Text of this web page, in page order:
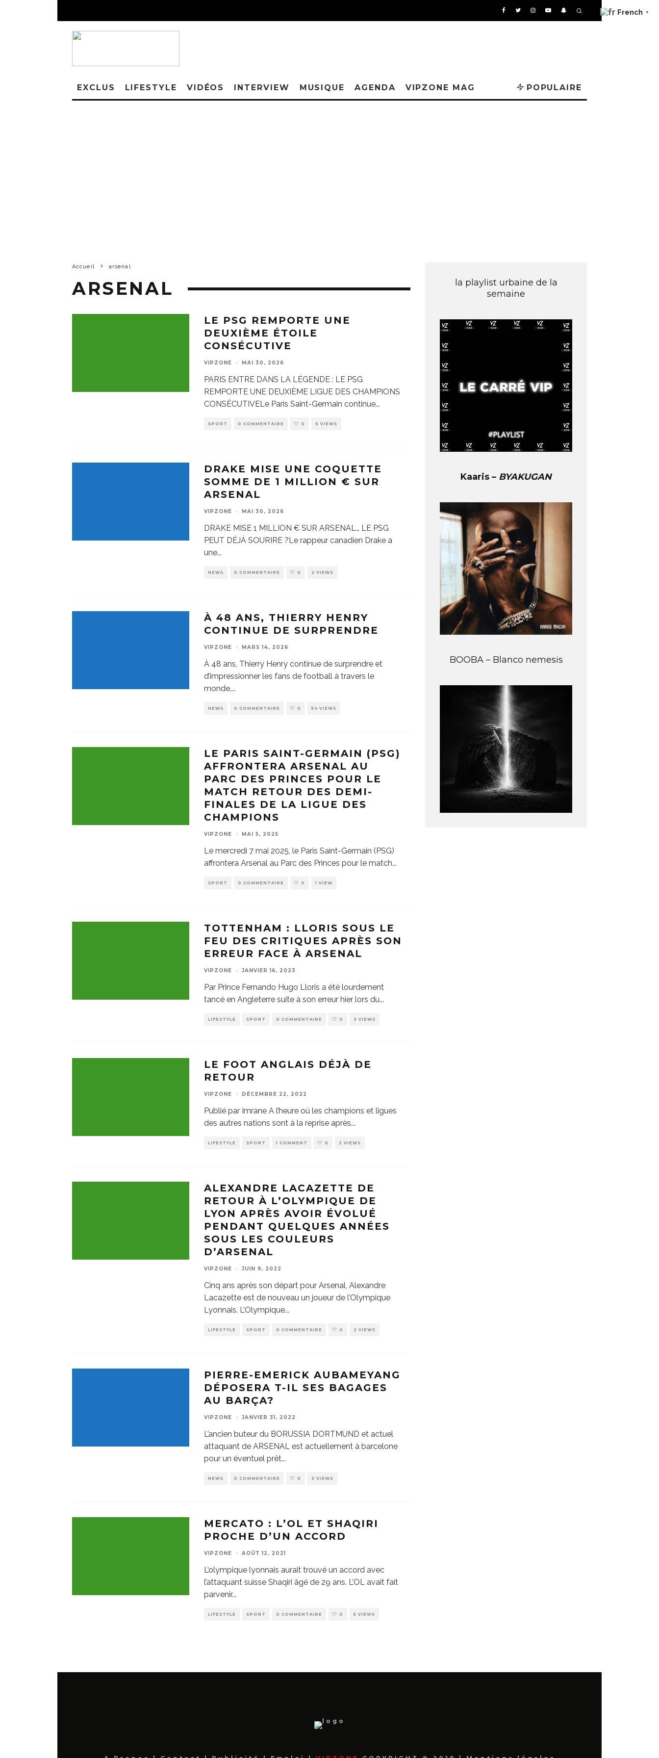
EXCLUS LIFESTYLE VIDÉOS INTERVIEW MUSIQUE AGENDA VIPZONE MAG POPULAIRE
Accueil arsenal
ARSENAL
LE PSG REMPORTE UNE
DEUXIÈME ÉTOILE
CONSÉCUTIVE
VIPZONE · MAI 30, 2026
PARIS ENTRE DANS LA LÉGENDE : LE PSG
REMPORTE UNE DEUXIÈME LIGUE DES CHAMPIONS
CONSÉCUTIVELe Paris Saint-Germain continue...
SPORT 0 COMMENTAIRE 0 6 VIEWS
DRAKE MISE UNE COQUETTE
SOMME DE 1 MILLION € SUR
ARSENAL
VIPZONE · MAI 30, 2026
DRAKE MISE 1 MILLION € SUR ARSENAL… LE PSG
PEUT DÉJÀ SOURIRE ?Le rappeur canadien Drake a
une...
NEWS 0 COMMENTAIRE 0 2 VIEWS
À 48 ANS, THIERRY HENRY
CONTINUE DE SURPRENDRE
VIPZONE · MARS 14, 2026
À 48 ans, Thierry Henry continue de surprendre et
d’impressionner les fans de football à travers le
monde....
NEWS 0 COMMENTAIRE 0 54 VIEWS
LE PARIS SAINT-GERMAIN (PSG)
AFFRONTERA ARSENAL AU
PARC DES PRINCES POUR LE
MATCH RETOUR DES DEMI-
FINALES DE LA LIGUE DES
CHAMPIONS
VIPZONE · MAI 5, 2025
Le mercredi 7 mai 2025, le Paris Saint-Germain (PSG)
affrontera Arsenal au Parc des Princes pour le match...
SPORT 0 COMMENTAIRE 0 1 VIEW
TOTTENHAM : LLORIS SOUS LE
FEU DES CRITIQUES APRÈS SON
ERREUR FACE À ARSENAL
VIPZONE · JANVIER 16, 2023
Par Prince Fernando Hugo Lloris a été lourdement
tancé en Angleterre suite à son erreur hier lors du...
LIFESTYLE SPORT 0 COMMENTAIRE 0 3 VIEWS
LE FOOT ANGLAIS DÉJÀ DE
RETOUR
VIPZONE · DÉCEMBRE 22, 2022
Publié par Imrane A l’heure où les champions et ligues
des autres nations sont à la reprise après...
LIFESTYLE SPORT 1 COMMENT 0 2 VIEWS
ALEXANDRE LACAZETTE DE
RETOUR À L’OLYMPIQUE DE
LYON APRÈS AVOIR ÉVOLUÉ
PENDANT QUELQUES ANNÉES
SOUS LES COULEURS
D’ARSENAL
VIPZONE · JUIN 9, 2022
Cinq ans après son départ pour Arsenal, Alexandre
Lacazette est de nouveau un joueur de l’Olympique
Lyonnais. L’Olympique...
LIFESTYLE SPORT 0 COMMENTAIRE 0 2 VIEWS
PIERRE-EMERICK AUBAMEYANG
DÉPOSERA T-IL SES BAGAGES
AU BARÇA?
VIPZONE · JANVIER 31, 2022
L’ancien buteur du BORUSSIA DORTMUND et actuel
attaquant de ARSENAL est actuellement à barcelone
pour un éventuel prêt...
NEWS 0 COMMENTAIRE 0 3 VIEWS
MERCATO : L’OL ET SHAQIRI
PROCHE D’UN ACCORD
VIPZONE · AOÛT 12, 2021
L’olympique lyonnais aurait trouvé un accord avec
l’attaquant suisse Shaqiri âgé de 29 ans. L’OL avait fait
parvenir...
LIFESTYLE SPORT 0 COMMENTAIRE 0 5 VIEWS
la playlist urbaine de la
semaine
Kaaris – BYAKUGAN
BOOBA – Blanco nemesis
French ▼